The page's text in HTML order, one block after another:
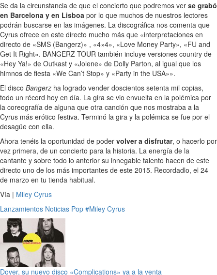
Se da la circunstancia de que el concierto que podremos ver se grabó
en Barcelona y en Lisboa por lo que muchos de nuestros lectores
podrán buscarse en las imágenes. La discográfica nos comenta que
Cyrus ofrece en este directo mucho más que «interpretaciones en
directo de «SMS (Bangerz)» , «4×4», «Love Money Party», «FU and
Get It Right». BANGERZ TOUR también incluye versiones country de
«Hey Ya!» de Outkast y «Jolene» de Dolly Parton, al igual que los
himnos de fiesta «We Can’t Stop» y «Party in the USA»».
El disco Bangerz ha logrado vender doscientos setenta mil copias,
todo un récord hoy en día. La gira se vio envuelta en la polémica por
la coreografía de alguna que otra canción que nos mostraba a la
Cyrus más erótico festiva. Terminó la gira y la polémica se fue por el
desagüe con ella.
Ahora tenéis la oportunidad de poder volver a disfrutar, o hacerlo por
vez primera, de un concierto para la historia. La energía de la
cantante y sobre todo lo anterior su innegable talento hacen de este
directo uno de los más importantes de este 2015. Recordadlo, el 24
de marzo en tu tienda habitual.
Vía | Miley Cyrus
Lanzamientos Noticias Pop #Miley Cyrus
Dover, su nuevo disco «Complications» ya a la venta